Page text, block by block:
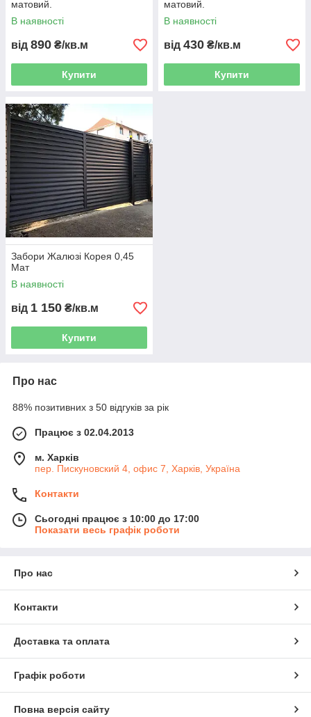
матовий.
В наявності
від 890 ₴/кв.м
Купити
матовий.
В наявності
від 430 ₴/кв.м
Купити
Забори Жалюзі Корея 0,45
Мат
В наявності
від 1 150 ₴/кв.м
Купити
Про нас
88% позитивних з 50 відгуків за рік
Працює з 02.04.2013
м. Харків
пер. Пискуновский 4, офис 7, Харків, Україна
Контакти
Сьогодні працює з 10:00 до 17:00
Показати весь графік роботи
Про нас
Контакти
Доставка та оплата
Графік роботи
Повна версія сайту